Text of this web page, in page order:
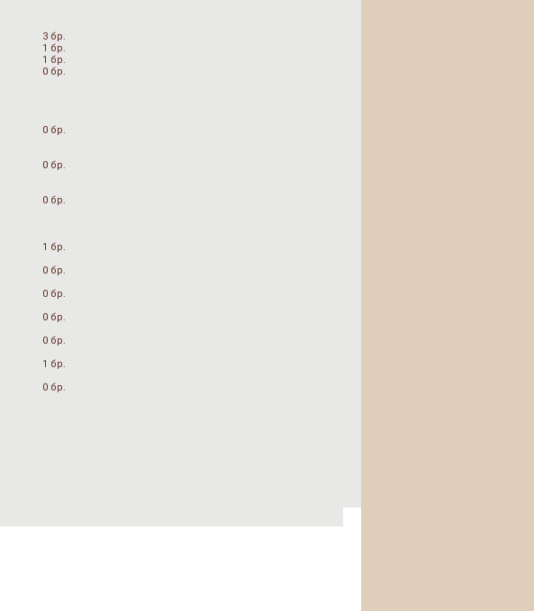
3 бр.
1 бр.
1 бр.
0 бр.
0 бр.
0 бр.
0 бр.
1 бр.
0 бр.
0 бр.
0 бр.
0 бр.
1 бр.
0 бр.